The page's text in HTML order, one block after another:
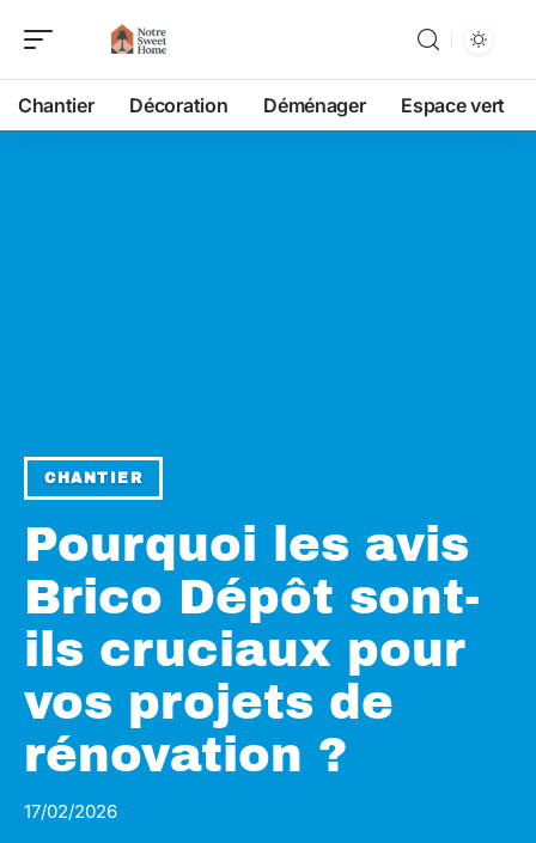
Chantier Décoration Déménager Espace vert
CHANTIER
Pourquoi les avis
Brico Dépôt sont-
ils cruciaux pour
vos projets de
rénovation ?
17/02/2026